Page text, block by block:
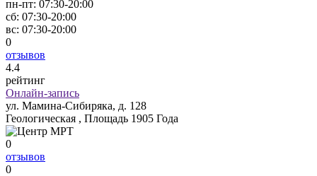
пн-пт: 07:30-20:00
сб: 07:30-20:00
вс: 07:30-20:00
0
отзывов
4.4
рейтинг
Онлайн-запись
ул. Мамина-Сибиряка, д. 128
Геологическая , Площадь 1905 Года
0
отзывов
0